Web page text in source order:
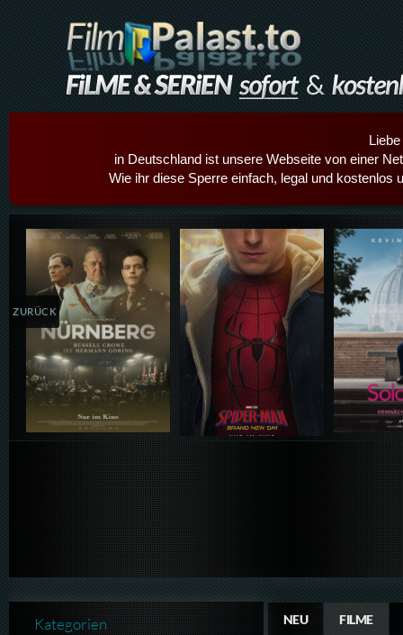
in Deutschland ist unsere Webseite von einer
Wie ihr diese Sperre einfach, legal und kostenlos
Details,Play Details,Play
ZURÜCK
NEU FILME
Kategorien